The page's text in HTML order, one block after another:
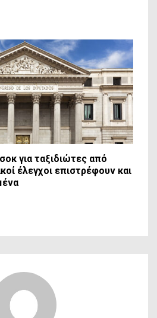
για ταξιδιώτες από
έλεγχοι επιστρέφουν και